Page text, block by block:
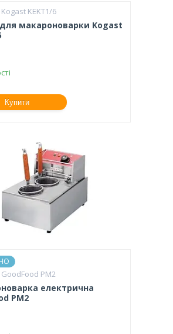
Kogast KEKT1/6
макароноварки Kogast
Купити
GoodFood PM2
електрична
PM2